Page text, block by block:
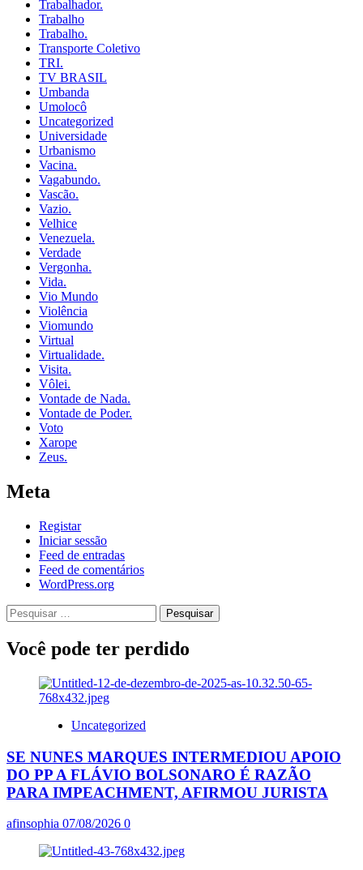
Trabalhador.
Trabalho
Trabalho.
Transporte Coletivo
TRI.
TV BRASIL
Umbanda
Umolocô
Uncategorized
Universidade
Urbanismo
Vacina.
Vagabundo.
Vascão.
Vazio.
Velhice
Venezuela.
Verdade
Vergonha.
Vida.
Vio Mundo
Violência
Viomundo
Virtual
Virtualidade.
Visita.
Vôlei.
Vontade de Nada.
Vontade de Poder.
Voto
Xarope
Zeus.
Meta
Registar
Iniciar sessão
Feed de entradas
Feed de comentários
WordPress.org
Pesquisar
por:
Você pode ter perdido
Uncategorized
SE NUNES MARQUES INTERMEDIOU APOIO
DO PP A FLÁVIO BOLSONARO É RAZÃO
PARA IMPEACHMENT, AFIRMOU JURISTA
afinsophia 07/08/2026 0